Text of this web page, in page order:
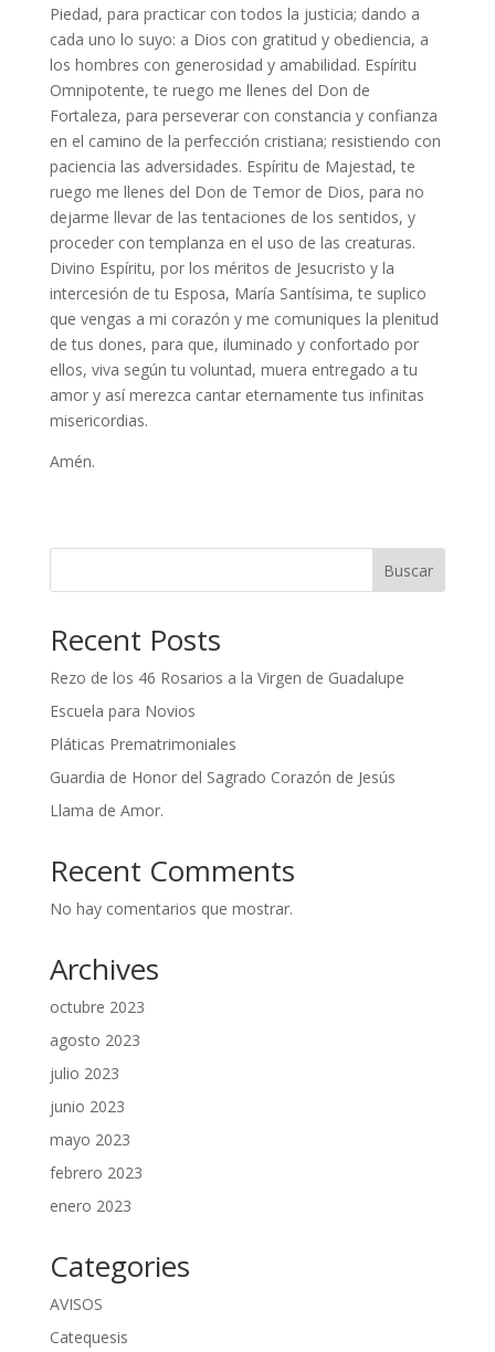
Piedad, para practicar con todos la justicia; dando a
cada uno lo suyo: a Dios con gratitud y obediencia, a
los hombres con generosidad y amabilidad. Espíritu
Omnipotente, te ruego me llenes del Don de
Fortaleza, para perseverar con constancia y confianza
en el camino de la perfección cristiana; resistiendo con
paciencia las adversidades. Espíritu de Majestad, te
ruego me llenes del Don de Temor de Dios, para no
dejarme llevar de las tentaciones de los sentidos, y
proceder con templanza en el uso de las creaturas.
Divino Espíritu, por los méritos de Jesucristo y la
intercesión de tu Esposa, María Santísima, te suplico
que vengas a mi corazón y me comuniques la plenitud
de tus dones, para que, iluminado y confortado por
ellos, viva según tu voluntad, muera entregado a tu
amor y así merezca cantar eternamente tus infinitas
misericordias.
Amén.
Buscar
Recent Posts
Rezo de los 46 Rosarios a la Virgen de Guadalupe
Escuela para Novios
Pláticas Prematrimoniales
Guardia de Honor del Sagrado Corazón de Jesús
Llama de Amor.
Recent Comments
No hay comentarios que mostrar.
Archives
octubre 2023
agosto 2023
julio 2023
junio 2023
mayo 2023
febrero 2023
enero 2023
Categories
AVISOS
Catequesis